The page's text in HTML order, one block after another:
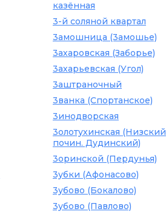
казённая
3-й соляной квартал
3амошница (3амошье)
3ахаровская (Заборье)
3ахарьевская (Угол)
3аштраночный
3ванка (Спортанское)
3инодворская
3олотухинская (Низский
почин. Дудинский)
3оринской (Пердунья)
3убки (Афонасово)
3убово (Бокалово)
3убово (Павлово)